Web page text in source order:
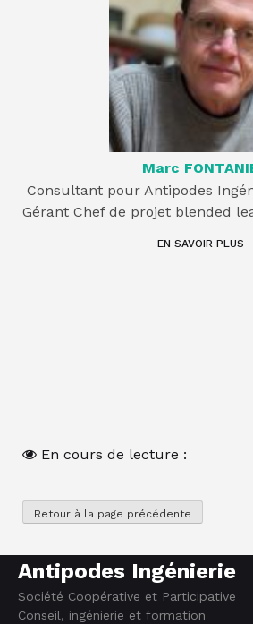
Marc
Consultant pour Antipodes
Gérant Chef de projet blended
EN SAVOIR PLUS
En cours de lecture :
Antipodes Ingénierie
Société Coopérative et Participative
Conseil, ingénierie et formation